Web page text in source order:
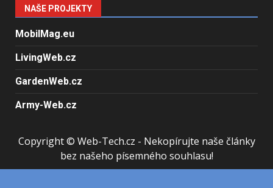
NAŠE PROJEKTY
MobilMag.eu
LivingWeb.cz
GardenWeb.cz
Army-Web.cz
Copyright © Web-Tech.cz - Nekopírujte naše články
bez našeho písemného souhlasu!